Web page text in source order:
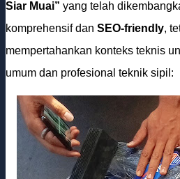
Siar Muai” yang telah
komprehensif dan SEO-friendly,
mempertahankan konteks teknis
umum dan profesional teknik sipil: